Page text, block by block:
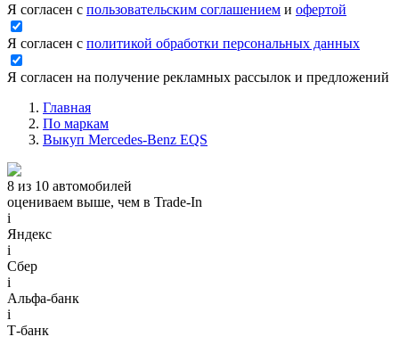
Я согласен с пользовательским соглашением и офертой
Я согласен с политикой обработки персональных данных
Я согласен на получение рекламных рассылок и предложений
Главная
По маркам
Выкуп Mercedes-Benz EQS
8 из 10 автомобилей
оцениваем выше, чем в Trade‑In
i
Яндекс
i
Сбер
i
Альфа-банк
i
Т-банк